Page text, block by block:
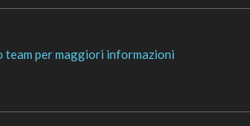
per maggiori informazioni